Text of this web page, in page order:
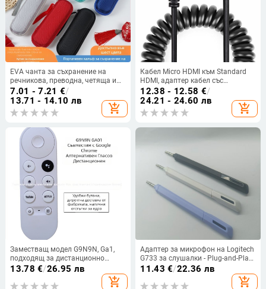
EVA чанта за съхранение на
речникова, преводна, четяща и
Bluetooth записваща писалка —
правоъгълна форма, горещо
пресована, готова на склад
7.01 - 7.21 €/
13.71 - 14.10 лв
add_shopping_cart
Кабел Micro HDMI към Standard
HDMI, адаптер кабел със
позлатени контакти, дължина 2
м, за монитори и SLR камери
12.38 - 12.58 €/
24.21 - 24.60 лв
add_shopping_cart
Заместващ модел G9N9N, Ga1,
подходящ за дистанционно
управление Chromecast Google
13.78 €/26.95 лв
add_shopping_cart
Адаптер за микрофон на Logitech
G733 за слушалки - Plug-and-Play
ъпгрейд
11.43 €/22.36 лв
add_shopping_cart